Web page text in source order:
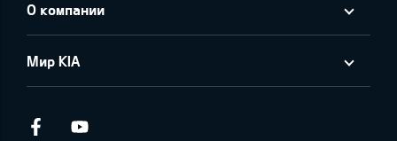
О компании
Мир KIA
Facebook